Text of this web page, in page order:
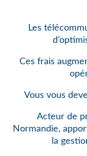
Les
Ces frais
Vous vous
Acteur de
Normandie,
la